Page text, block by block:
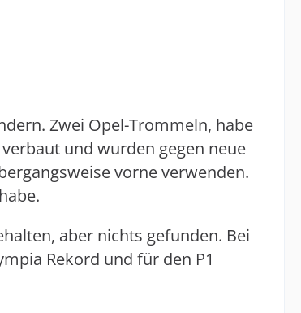
Zwei Opel-Trommeln, habe
und wurden gegen neue
vorne verwenden.
aber nichts gefunden. Bei
Rekord und für den P1